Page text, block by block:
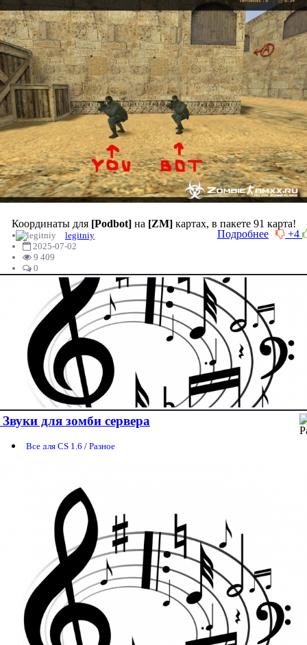
Координаты для [Podbot]на [ZM]картах, в пакете 91 карта!
+4
Подробнее
legitniy
2025-07-02
9 409
0
Звуки для зомби сервера
Все для CS 1.6 / Разное